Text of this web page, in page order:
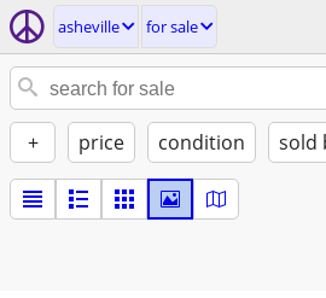
asheville for sale
+ price condition sold